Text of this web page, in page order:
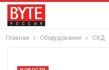
Главная Оборудование СХД